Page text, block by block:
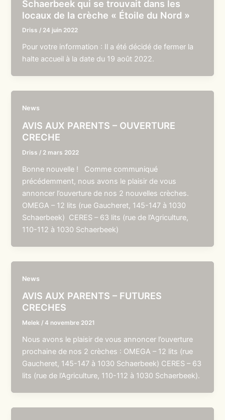
Schaerbeek qui se trouvait dans les
locaux de la crèche « Étoile du Nord »
Driss / 24 juin 2022
Pour votre information : Il a été décidé de fermer la
halte accueil à la date du 19 août 2022.
News
AVIS AUX PARENTS – OUVERTURE
CRECHE
Driss / 2 mars 2022
Bonne nouvelle ! Comme communiqué
précédemment, nous avons le plaisir de vous
annoncer l’ouverture de nos 2 nouvelles crèches.
OMEGA – 12 lits (rue Gaucheret, 145-147 à 1030
Schaerbeek) CERES – 63 lits (rue de l’Agriculture,
110-112 à 1030 Schaerbeek)
News
AVIS AUX PARENTS – FUTURES
CRECHES
Melek /4 novembre 2021
Nous avons le plaisir de vous annoncer l’ouverture
prochaine de nos 2 crèches : OMEGA – 12 lits (rue
Gaucheret, 145-147 à 1030 Schaerbeek) CERES – 63
lits (rue de l’Agriculture, 110-112 à 1030 Schaerbeek).